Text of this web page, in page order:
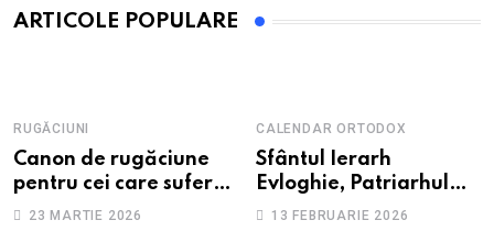
ARTICOLE POPULARE
RUGĂCIUNI
Canon de rugăciune
pentru cei care suferă
de depresie și
23 MARTIE 2026
CALENDAR ORTODOX
Sfântul Ierarh
Evloghie, Patriarhul
Alexandriei
13 FEBRUARIE 2026